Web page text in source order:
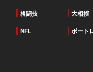
格闘技 大相撲
NFL ボート